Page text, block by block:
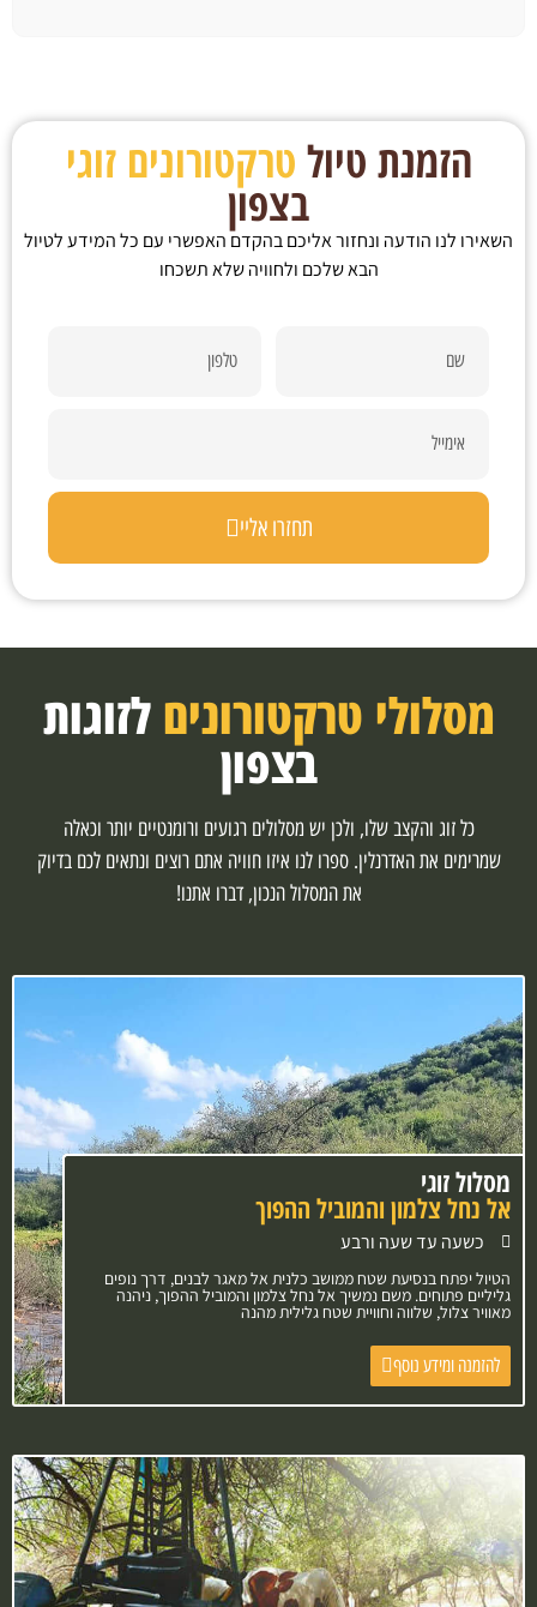
הזמנת טיול טרקטורונים זוגי
בצפון
השאירו לנו הודעה ונחזור אליכם בהקדם האפשרי עם כל המידע לטיול
הבא שלכם ולחוויה שלא תשכחו
תחזרו אליי
מסלולי טרקטורוניםלזוגות
בצפון
כל זוג והקצב שלו, ולכן יש מסלולים רגועים ורומנטיים יותר וכאלה
שמרימים את האדרנלין. ספרו לנו איזו חוויה אתם רוצים ונתאים לכם בדיוק
את המסלול הנכון, דברו אתנו!
מסלול זוגי
אל נחל צלמון והמוביל ההפוך
כשעה עד שעה ורבע
הטיול יפתח בנסיעת שטח ממושב כלנית אל מאגר לבנים, דרך נופים
גליליים פתוחים. משם נמשיך אל נחל צלמון והמוביל ההפוך, ניהנה
מאוויר צלול, שלווה וחוויית שטח גלילית מהנה
להזמנה ומידע נוסף